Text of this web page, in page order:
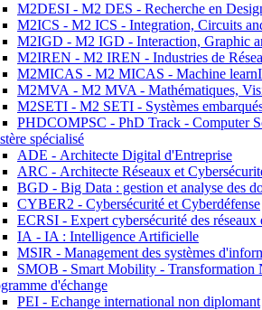
M2DESI - M2 DES - Recherche en
M2ICS - M2 ICS - Integration, Circuits
M2IGD - M2 IGD - Interaction, Graphic
M2IREN - M2 IREN - Industries de
M2MICAS - M2 MICAS - Machine
M2MVA - M2 MVA - Mathématiques,
M2SETI - M2 SETI - Systèmes
PHDCOMPSC - PhD Track - Computer
spécialisé
ADE - Architecte Digital d'Entreprise
ARC - Architecte Réseaux et
BGD - Big Data : gestion et analyse des
CYBER2 - Cybersécurité et Cyberdéfense
ECRSI - Expert cybersécurité des réseaux
IA - IA : Intelligence Artificielle
MSIR - Management des systèmes
SMOB - Smart Mobility - Transformation
d'échange
PEI - Echange international non diplomant